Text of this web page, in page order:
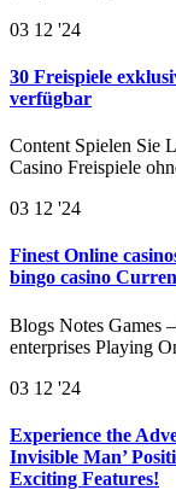
03 12 '24
30 Freispiele
verfügbar
Content Spielen Sie
Casino Freispiele
03 12 '24
Finest Online
bingo casino
Blogs Notes Games
enterprises Playing
03 12 '24
Experience the
Invisible Man’
Exciting Features!